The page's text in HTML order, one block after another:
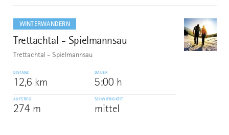
WINTERWANDERN
10
Trettachtal - Spielmannsau
©
Trettachtal - Spielmannsau
DISTANZ
12,6 km
DAUER
5:00 h
AUFSTIEG
274 m
SCHWIERIGKEIT
mittel
dazu